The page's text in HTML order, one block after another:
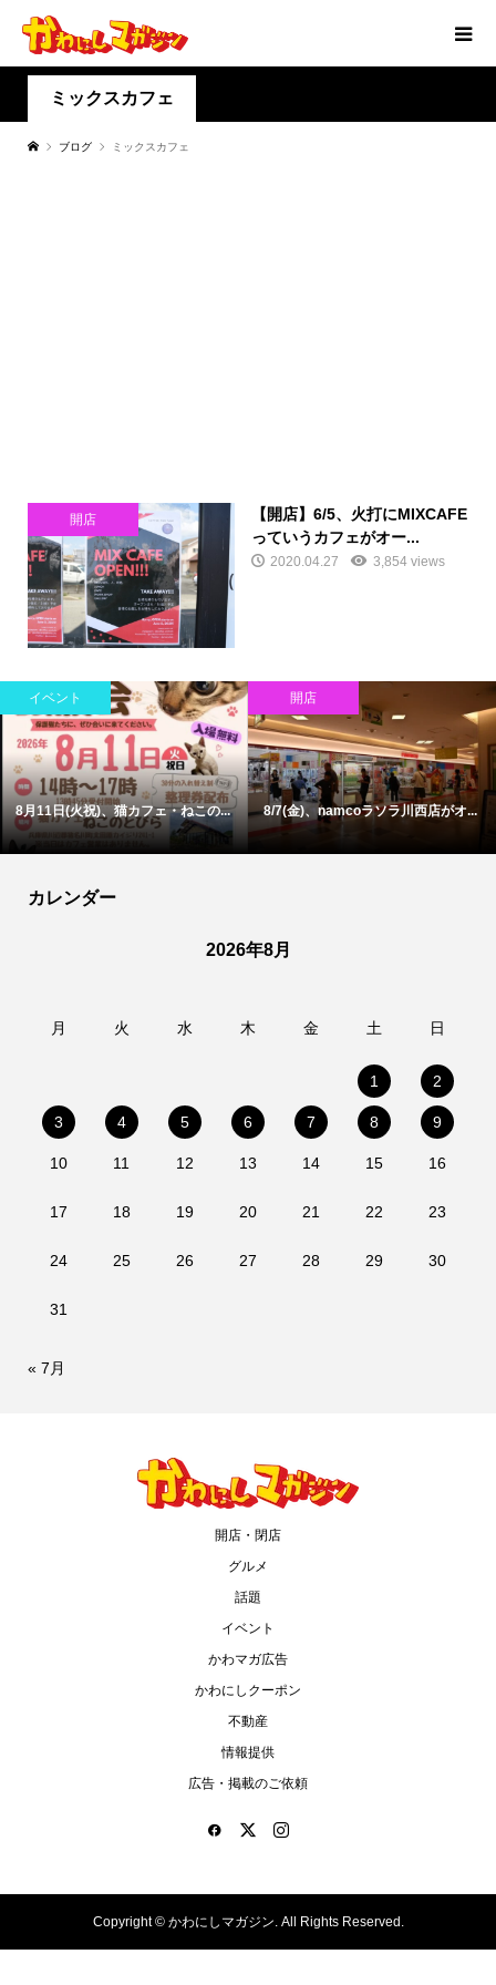
ミックスカフェ
ブログ ミックスカフェ
開店
【開店】6/5、火打にMIXCAFE
っていうカフェがオー...
2020.04.27 3,854 views
イベント
8月11日(火祝)、猫カフェ・ねこの...
開店
8/7(金)、namcoラソラ川西店がオ...
カレンダー
2026年8月
月 火 水 木 金 土 日
1 2
3 4 5 6 7 8 9
10 11 12 13 14 15 16
17 18 19 20 21 22 23
24 25 26 27 28 29 30
31
« 7月
開店・閉店
グルメ
話題
イベント
かわマガ広告
かわにしクーポン
不動産
情報提供
広告・掲載のご依頼
Copyright ©かわにしマガジン. All Rights Reserved.